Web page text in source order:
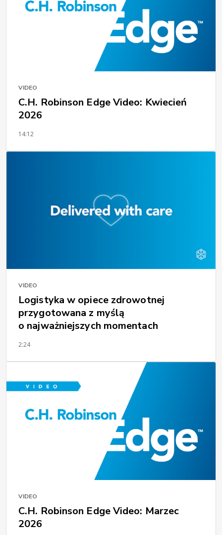
VIDEO
C.H. Robinson Edge Video: Kwiecień
2026
14:12
VIDEO
Logistyka w opiece zdrowotnej
przygotowana z myślą
o najważniejszych momentach
2:24
VIDEO
C.H. Robinson Edge Video: Marzec
2026